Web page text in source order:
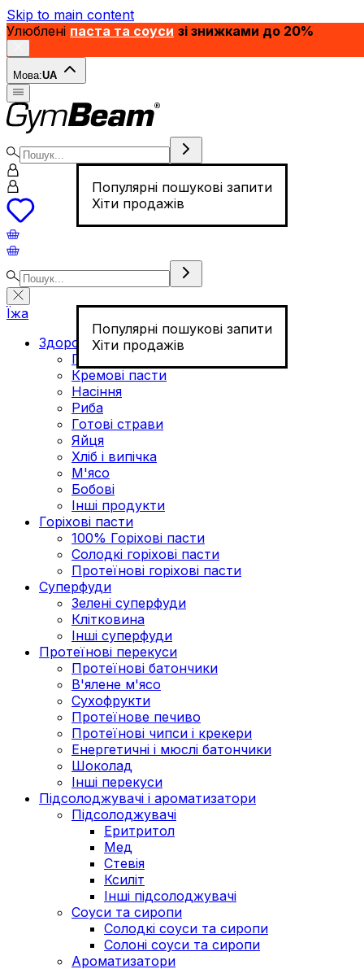
Skip to main content
Улюблені паста та соуси зі знижками до 20%
Мова:UA
Популярні пошукові запити
Хіти продажів
Популярні пошукові запити
Хіти продажів
Їжа
Здорове харчування
Горіхи
Кремові пасти
Насіння
Риба
Готові страви
Яйця
Хліб і випічка
М'ясо
Бобові
Інші продукти
Горіхові пасти
100% Горіхові пасти
Солодкі горіхові пасти
Протеїнові горіхові пасти
Суперфуди
Зелені суперфуди
Клітковина
Інші суперфуди
Протеїнові перекуси
Протеїнові батончики
В'ялене м'ясо
Сухофрукти
Протеїнове печиво
Протеїнові чипси і крекери
Енергетичні і мюслі батончики
Шоколад
Інші перекуси
Підсолоджувачі і ароматизатори
Підсолоджувачі
Еритритол
Мед
Стевія
Ксиліт
Інші підсолоджувачі
Соуси та сиропи
Солодкі соуси та сиропи
Солоні соуси та сиропи
Ароматизатори